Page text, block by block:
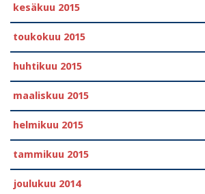
kesäkuu 2015
toukokuu 2015
huhtikuu 2015
maaliskuu 2015
helmikuu 2015
tammikuu 2015
joulukuu 2014